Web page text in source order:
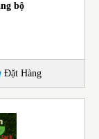
bộ
Đặt Hàng